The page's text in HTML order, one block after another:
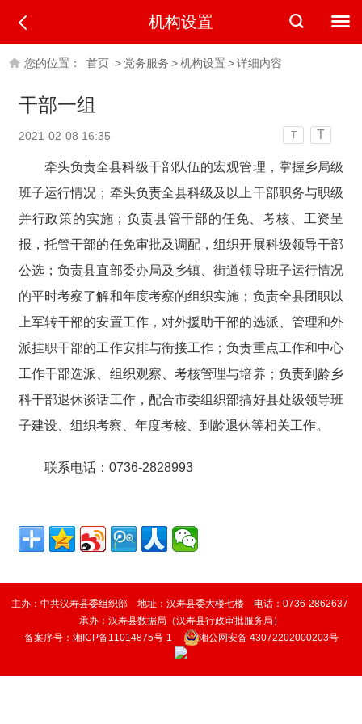
机构设置
您的位置： 首页 > 党务服务 >机构设置 >详细内容
干部一组
2021-02-08 16:35 T T
牵头负责全县科级干部队伍的宏观管理，掌握乡局级
班子运行情况；牵头负责全县科级及以上干部职务与职级
并行政策的实施；负责县管干部的任免、考核、工资呈
报，托管干部的任免审批及调配，组织开展科级领导干部
公选；负责县直部委办局及乡镇、街道领导班子运行情况
的平时考察了解和年度考察的组织实施；负责全县团职以
上军转干部的安置工作，对外援助干部的选派、管理和外
派挂职干部的工作安排与衔接工作；负责重点工作和中心
工作干部选派、组织观察、考核管理与培养；负责到龄乡
科干部退休谈话工作，配合市委组织部搞好县处级领导班
子建设、组织考察、年度考核、到龄退休等相关工作。
联系电话：0736-2828993
主办：中共汉寿县委组织部 地址：汉寿县委大楼七楼 电话：0736-2862637
承办： 汉寿县数据局（汉寿县行政审批服务局 ）
备案序号： 湘ICP备11014875号-1 湘公网安备 43072202000203号